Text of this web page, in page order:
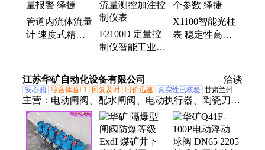
算仪、热能积算仪、大屏报警仪、隔离器、单光柱测
控仪、容积仪、高清无纸记录仪、R8000无纸记录
仪、温度巡检仪、彩屏记录仪、注浆记录仪
管道内流体流量
计 速度式精度
F2100D 定量控
制仪智能工业级
量测控加注控制
仪表
X1100智能光柱
表 稳定性高能
江苏华矿自动化设备有限公司
洽谈
安心购 综合体验L1 回复及时 出价迅速 真实性已核验 甘肃兰州
主营： 电动闸阀、配水闸阀、电动执行器、陶瓷刀闸
阀、内螺纹球阀、一体式阀门、电动法兰闸阀、电动
通风蝶阀、电动瓦斯蝶阀